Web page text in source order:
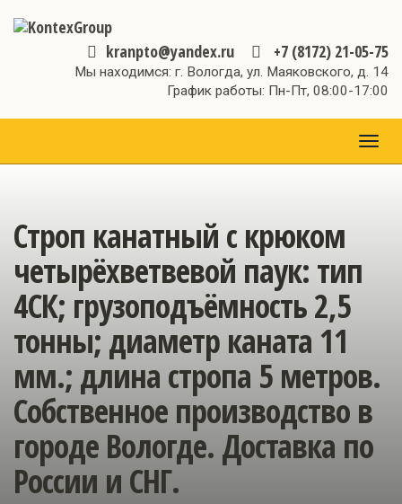
kranpto@yandex.ru +7 (8172) 21-05-75
Мы находимся: г. Вологда, ул. Маяковского, д. 14
График работы: Пн-Пт, 08:00-17:00
Строп канатный с крюком
четырёхветвевой паук: тип
4СК; грузоподъёмность 2,5
тонны; диаметр каната 11
мм.; длина стропа 5 метров.
Собственное производство в
городе Вологде. Доставка по
России и СНГ.